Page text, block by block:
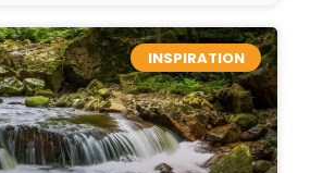
INSPIRATION